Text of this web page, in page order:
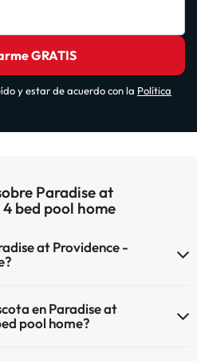
GRATIS
y estar de acuerdo con la Política
Paradise at
bed pool home
at Providence -
en Paradise at
pool home?